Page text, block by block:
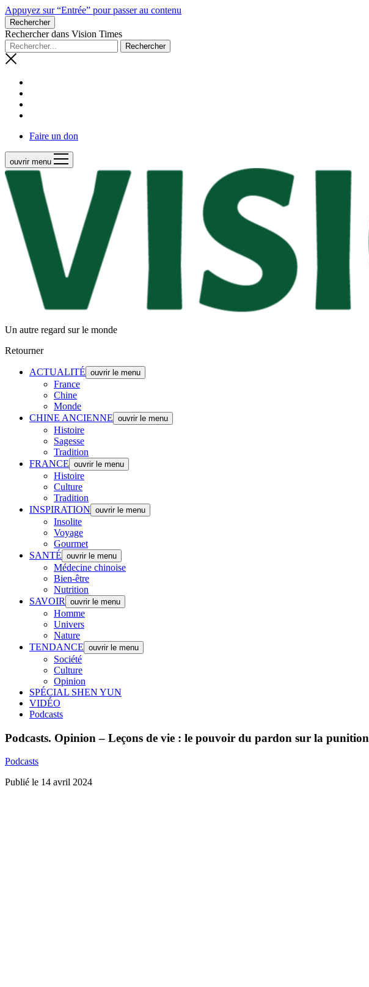
Appuyez sur “Entrée” pour passer au contenu
Rechercher
Rechercher dans Vision Times
Faire un don
ouvrir menu
Un autre regard sur le monde
Retourner
ACTUALITÉ ouvrir le menu
France
Chine
Monde
CHINE ANCIENNE ouvrir le menu
Histoire
Sagesse
Tradition
FRANCE ouvrir le menu
Histoire
Culture
Tradition
INSPIRATION ouvrir le menu
Insolite
Voyage
Gourmet
SANTÉ ouvrir le menu
Médecine chinoise
Bien-être
Nutrition
SAVOIR
ouvrir le menu
Homme
Univers
Nature
TENDANCE ouvrir le menu
Société
Culture
Opinion
SPÉCIAL SHEN YUN
VIDÉO
Podcasts
Podcasts. Opinion – Leçons de vie : le pouvoir du pardon sur la punition
Podcasts
Publié le 14 avril 2024